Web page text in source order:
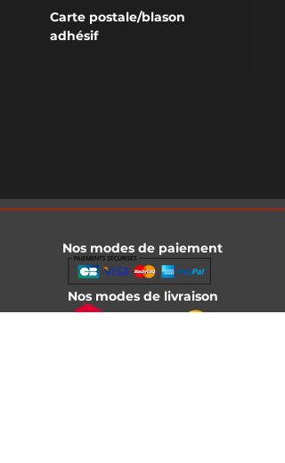
Carte postale/blason
adhésif
Nos modes de paiement
Nos modes de livraison